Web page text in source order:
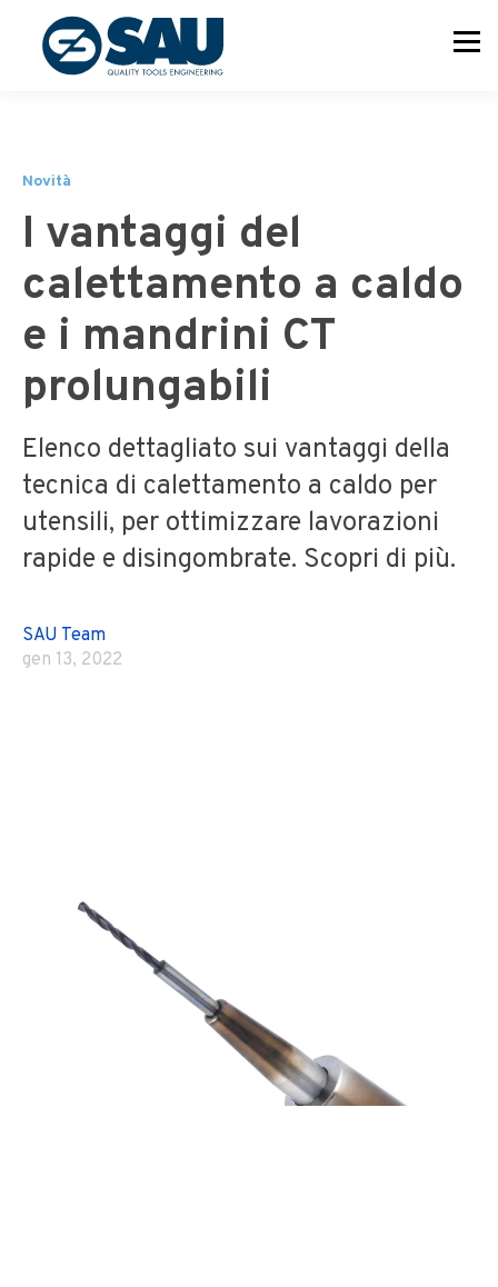
Novità
I vantaggi del
calettamento a caldo
e i mandrini CT
prolungabili
Elenco dettagliato sui vantaggi della
tecnica di calettamento a caldo per
utensili, per ottimizzare lavorazioni
rapide e disingombrate. Scopri di più.
SAU Team
gen 13, 2022